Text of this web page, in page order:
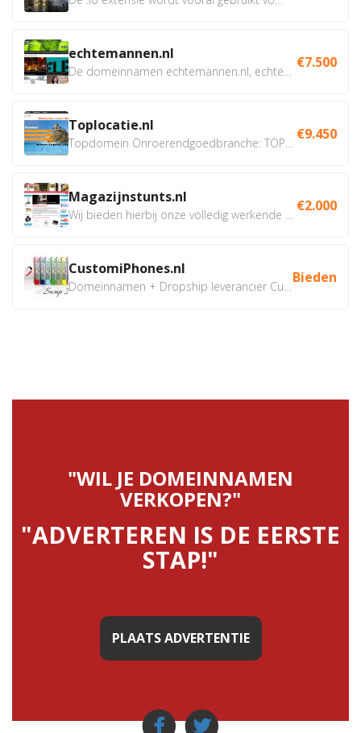
echtemannen.nl €7.500
Toplocatie.nl €9.450
Magazijnstunts.nl €2.000
CustomiPhones.nl Bieden
"WIL JE DOMEINNAMEN
VERKOPEN?"
"ADVERTEREN IS DE EERSTE
STAP!"
PLAATS ADVERTENTIE